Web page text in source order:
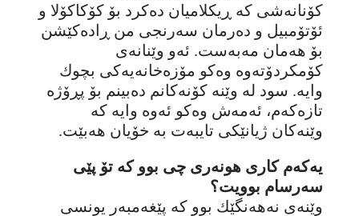
کۆنانەشی کە ڕیکلامیان دەکرد بۆ کۆکاکۆلا و
ئۆتۆمبیل و دەرمان سەرنجی من ڕادەکێشن
بۆ هەمان مەبەست. ئەو وێنانەی
کۆمکردۆتەوە وەکو مۆزەخانەیەکی بچوك
وایە. سود لە وێنە کۆنەکانم دەبینم بۆ پڕۆژە
تازەکەم، ئەمەش وەکو ئەوە وایە کە
وێنەکان ژیانێکی تایبەت بە خۆیان هەبێت.
یەکەم کاری هونەری چی بوو کە تۆ پێی
سەرسام بوویت؟
وێنەی نەهەنگێك بوو کە پێغەمبەر یونسی